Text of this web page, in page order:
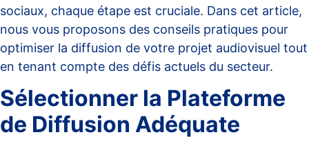
sociaux, chaque étape est cruciale. Dans cet article,
nous vous proposons des conseils pratiques pour
optimiser la diffusion de votre projet audiovisuel tout
en tenant compte des défis actuels du secteur.
Sélectionner la Plateforme
de Diffusion Adéquate